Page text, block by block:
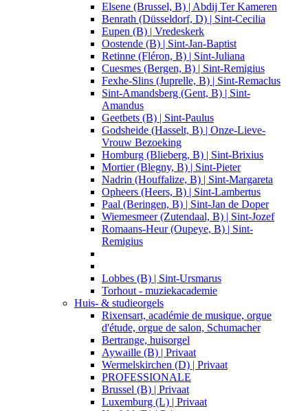
Elsene (Brussel, B) | Abdij Ter Kameren
Benrath (Düsseldorf, D) | Sint-Cecilia
Eupen (B) | Vredeskerk
Oostende (B) | Sint-Jan-Baptist
Retinne (Fléron, B) | Sint-Juliana
Cuesmes (Bergen, B) | Sint-Remigius
Fexhe-Slins (Juprelle, B) | Sint-Remaclus
Sint-Amandsberg (Gent, B) | Sint-
Amandus
Geetbets (B) | Sint-Paulus
Godsheide (Hasselt, B) | Onze-Lieve-
Vrouw Bezoeking
Homburg (Blieberg, B) | Sint-Brixius
Mortier (Blegny, B) | Sint-Pieter
Nadrin (Houffalize, B) | Sint-Margareta
Opheers (Heers, B) | Sint-Lambertus
Paal (Beringen, B) | Sint-Jan de Doper
Wiemesmeer (Zutendaal, B) | Sint-Jozef
Romaans-Heur (Oupeye, B) | Sint-
Remigius
Lobbes (B) | Sint-Ursmarus
Torhout - muziekacademie
Huis- & studieorgels
Rixensart, académie de musique, orgue
d'étude, orgue de salon, Schumacher
Bertrange, huisorgel
Aywaille (B) | Privaat
Wermelskirchen (D) | Privaat
PROFESSIONALE
Brussel (B) | Privaat
Luxemburg (L) | Privaat